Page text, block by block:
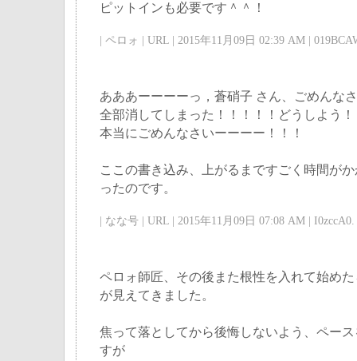
ピットインも必要です＾＾！
| ペロォ | URL | 2015年11月09日 02:39 AM |
あああーーーーっ，蒼硝子 さん、ごめんな
全部消してしまった！！！！！どうしよう
本当にごめんなさいーーーー！！！
ここの書き込み、上がるまですごく時間が
ったのです。
| なな号 | URL | 2015年11月09日 07:08 AM | I0zccA0.
ペロォ師匠、その後また根性を入れて始め
が見えてきました。
焦って落としてから後悔しないよう、ペー
すが